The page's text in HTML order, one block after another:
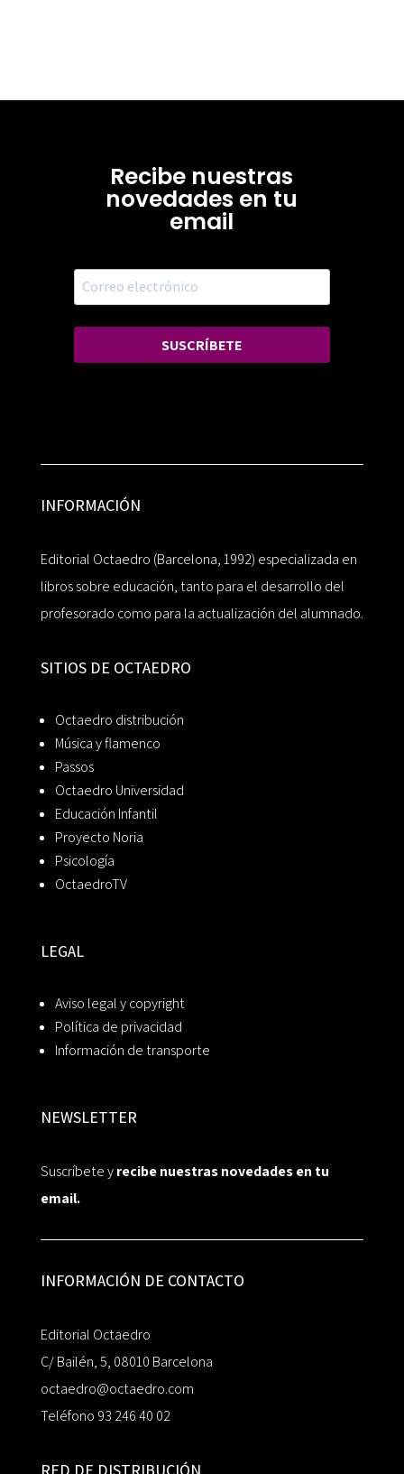
Recibe nuestras
novedades en tu
email
SUSCRÍBETE
INFORMACIÓN
Editorial Octaedro (Barcelona, 1992) especializada en
libros sobre educación, tanto para el desarrollo del
profesorado como para la actualización del alumnado.
SITIOS DE OCTAEDRO
Octaedro distribución
Música y flamenco
Passos
Octaedro Universidad
Educación Infantil
Proyecto Noria
Psicología
OctaedroTV
LEGAL
Aviso legal y copyright
Política de privacidad
Información de transporte
NEWSLETTER
Suscríbete yrecibe nuestras novedades en tu
email.
INFORMACIÓN DE CONTACTO
Editorial Octaedro
C/ Bailén, 5, 08010 Barcelona
octaedro@octaedro.com
Teléfono 93 246 40 02